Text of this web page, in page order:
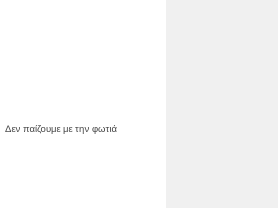
Δεν παίζουμε με την φωτιά